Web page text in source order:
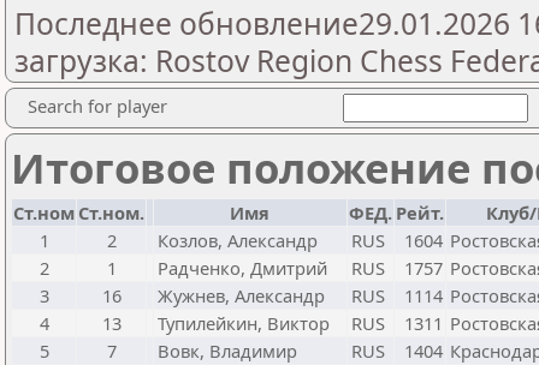
Последнее обновление29.01.2026
загрузка: Rostov Region Chess
Search for player
Итоговое положение
Ст.ном Ст.ном. Имя ФЕД. Рейт.
1
2 Козлов, Александр RUS 1604
2
1 Радченко, Дмитрий RUS 1757
3
16 Жужнев, Александр RUS 1114
4
13 Тупилейкин, Виктор RUS 1311
5
7 Вовк, Владимир RUS 1404